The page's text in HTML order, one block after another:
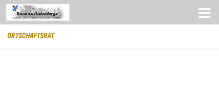
Zum Inhalt springen
ORTSCHAFTSRAT